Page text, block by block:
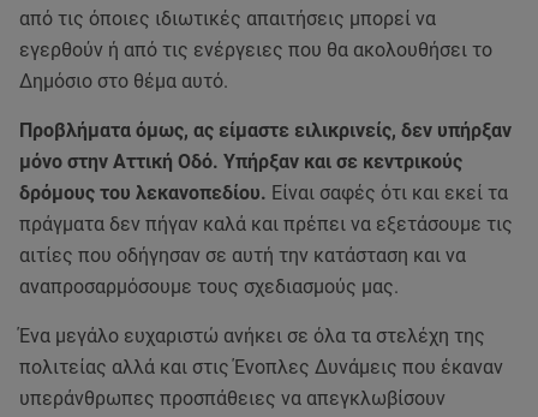
από τις όποιες ιδιωτικές απαιτήσεις μπορεί να
εγερθούν ή από τις ενέργειες που θα ακολουθήσει το
Δημόσιο στο θέμα αυτό.
Προβλήματα όμως, ας είμαστε ειλικρινείς, δεν υπήρξαν
μόνο στην Αττική Οδό. Υπήρξαν και σε κεντρικούς
δρόμους του λεκανοπεδίου. Είναι σαφές ότι και εκεί τα
πράγματα δεν πήγαν καλά και πρέπει να εξετάσουμε τις
αιτίες που οδήγησαν σε αυτή την κατάσταση και να
αναπροσαρμόσουμε τους σχεδιασμούς μας.
Ένα μεγάλο ευχαριστώ ανήκει σε όλα τα στελέχη της
πολιτείας αλλά και στις Ένοπλες Δυνάμεις που έκαναν
υπεράνθρωπες προσπάθειες να απεγκλωβίσουν